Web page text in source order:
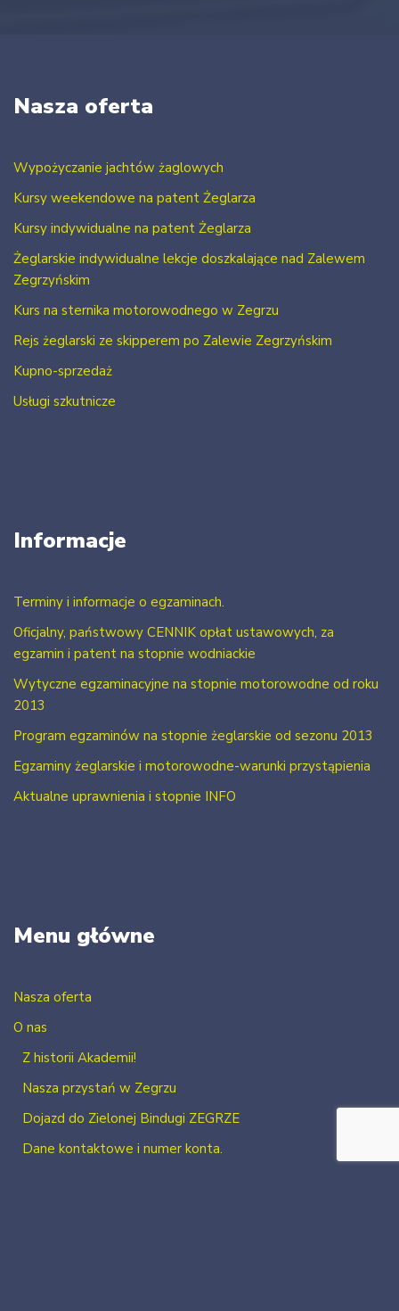
Nasza oferta
Wypożyczanie jachtów żaglowych
Kursy weekendowe na patent Żeglarza
Kursy indywidualne na patent Żeglarza
Żeglarskie indywidualne lekcje doszkalające nad Zalewem
Zegrzyńskim
Kurs na sternika motorowodnego w Zegrzu
Rejs żeglarski ze skipperem po Zalewie Zegrzyńskim
Kupno-sprzedaż
Usługi szkutnicze
Informacje
Terminy i informacje o egzaminach.
Oficjalny, państwowy CENNIK opłat ustawowych, za
egzamin i patent na stopnie wodniackie
Wytyczne egzaminacyjne na stopnie motorowodne od roku
2013
Program egzaminów na stopnie żeglarskie od sezonu 2013
Egzaminy żeglarskie i motorowodne-warunki przystąpienia
Aktualne uprawnienia i stopnie INFO
Menu główne
Nasza oferta
O nas
Z historii Akademii!
Nasza przystań w Zegrzu
Dojazd do Zielonej Bindugi ZEGRZE
Dane kontaktowe i numer konta.